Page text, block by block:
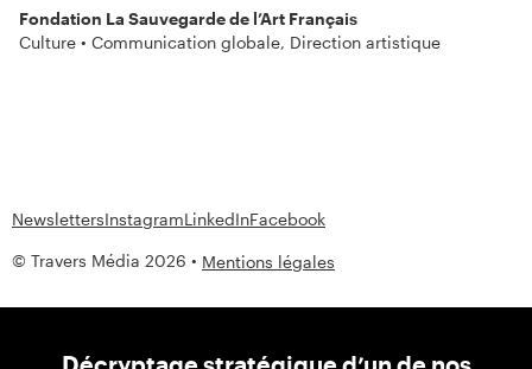
Fondation La Sauvegarde de l’Art Français
Culture • Communication globale, Direction artistique
© Travers Média 2026 • Mentions légales
NewslettersInstagramLinkedInFacebook